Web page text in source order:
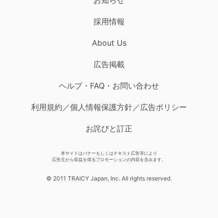
採用情報
About Us
広告掲載
ヘルプ・FAQ・お問い合わせ
利用規約／個人情報保護方針／広告ポリシー
お詫びと訂正
本サイトはバナーもしくはテキスト広告等により
広告主から収益を得るプロモーションの内容を含みます。
© 2011 TRAICY Japan, Inc. All rights reserved.